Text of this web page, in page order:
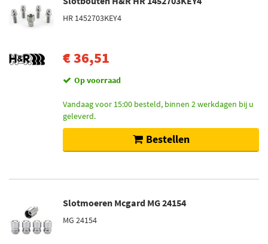
HR 1452703KEY4
€ 36,51
Op voorraad
Vandaag voor 15:00 besteld, binnen 2 werkdagen bij u
geleverd.
Bestellen
Slotmoeren Mcgard MG 24154
MG 24154